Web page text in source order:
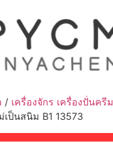
/ เครื่องจักร เครื่องปั่นครีม
ป็นสนิม B1 13573